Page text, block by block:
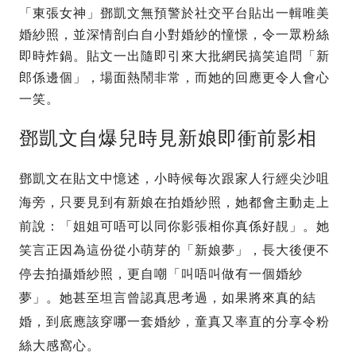
「東張女神」鄧凱文無預警於社交平台貼出一輯唯美
婚紗照，並深情剖白自小對婚紗的憧憬，令一眾粉絲
即時炸鍋。貼文一出隨即引來大批網民搞笑追問「新
郎係邊個」，場面熱鬧非常，而她的回應更令人會心
一笑。
鄧凱文自爆兒時見新娘即衝前影相
鄧凱文在貼文中憶述，小時候每次跟家人行經尖沙咀
海旁，只要見到有新娘在拍婚紗照，她都會主動走上
前說：「姐姐可唔可以同你影張相你真係好靚」。她
笑言正因為這份從小萌芽的「新娘夢」，長大後便不
停去拍攝婚紗照，更自嘲「叫唔叫做有一個婚紗
夢」。她甚至坦言曾認真思考過，如果將來真的結
婚，到底應該穿哪一套婚紗，童真又率直的分享令粉
絲大感窩心。